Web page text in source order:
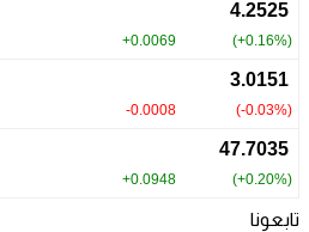
تابعونا